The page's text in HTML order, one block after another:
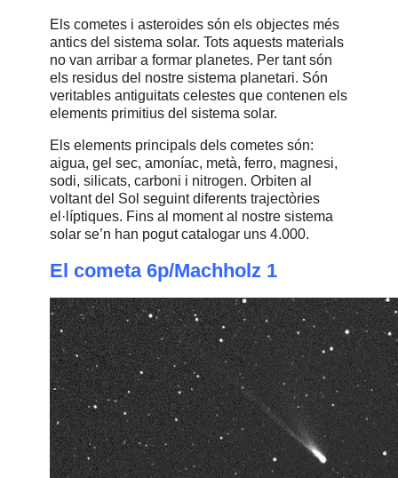
Els cometes i asteroides són els objectes més
antics del sistema solar. Tots aquests materials
no van arribar a formar planetes. Per tantsón
els residus del nostre sistema planetari. Són
veritables antiguitats celestes que contenen els
elements primitius del sistema solar.
Els elements principals dels cometes són:
aigua, gel sec, amoníac, metà, ferro, magnesi,
sodi, silicats, carboni i nitrogen. Orbiten al
voltant del Sol seguint diferents trajectòries
el·líptiques. Fins al momental nostre sistema
solar se’n han pogut catalogar uns 4.000.
El cometa 6p/Machholz 1